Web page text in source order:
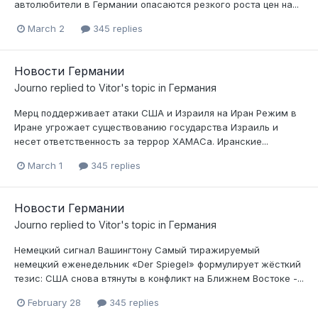
автолюбители в Германии опасаются резкого роста цен на...
March 2 345 replies
Новости Германии
Journo replied to Vitor's topic in Германия
Мерц поддерживает атаки США и Израиля на Иран Режим в
Иране угрожает существованию государства Израиль и
несет ответственность за террор ХАМАСа. Иранские...
March 1 345 replies
Новости Германии
Journo replied to Vitor's topic in Германия
Немецкий сигнал Вашингтону Самый тиражируемый
немецкий еженедельник «Der Spiegel» формулирует жёсткий
тезис: США снова втянуты в конфликт на Ближнем Востоке -...
February 28 345 replies